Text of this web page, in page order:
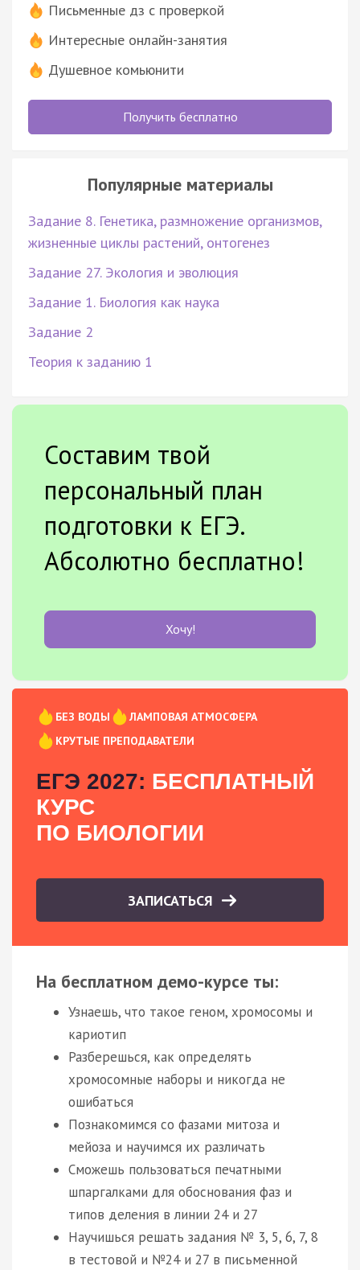
Письменные дз с проверкой
Интересные онлайн-занятия
Душевное комьюнити
Получить бесплатно
Популярные материалы
Задание 8. Генетика, размножение организмов,
жизненные циклы растений, онтогенез
Задание 27. Экология и эволюция
Задание 1. Биология как наука
Задание 2
Теория к заданию 1
Составим твой
персональный план
подготовки к ЕГЭ.
Абсолютно бесплатно!
Хочу!
БЕЗ ВОДЫ
ЛАМПОВАЯ АТМОСФЕРА
КРУТЫЕ ПРЕПОДАВАТЕЛИ
ЕГЭ 2027: БЕСПЛАТНЫЙ
КУРС
ПО БИОЛОГИИ
ЗАПИСАТЬСЯ
На бесплатном демо-курсе ты:
Узнаешь, что такое геном, хромосомы и
кариотип
Разберешься, как определять
хромосомные наборы и никогда не
ошибаться
Познакомимся со фазами митоза и
мейоза и научимся их различать
Сможешь пользоваться печатными
шпаргалками для обоснования фаз и
типов деления в линии 24 и 27
Научишься решать задания № 3, 5, 6, 7, 8
в тестовой и №24 и 27 в письменной